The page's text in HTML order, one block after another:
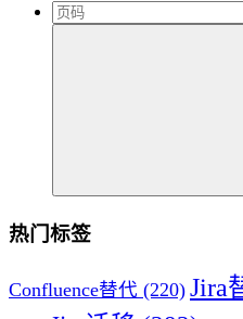
热门标签
Confluence替代 (220) Jira